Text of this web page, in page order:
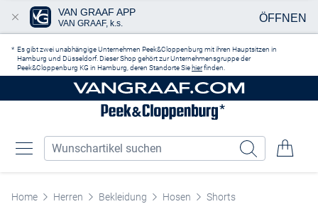
Es gibt zwei unabhängige Unternehmen Peek&Cloppenburg mit ihren Hauptsitzen in
Hamburg und Düsseldorf. Dieser Shop gehört zur Unternehmensgruppe der
Peek&Cloppenburg KG in Hamburg, deren Standorte Sie hierfinden.
Home Herren Bekleidung Hosen Shorts
VAN GRAAF APP
VAN GRAAF, k.s. ÖFFNEN